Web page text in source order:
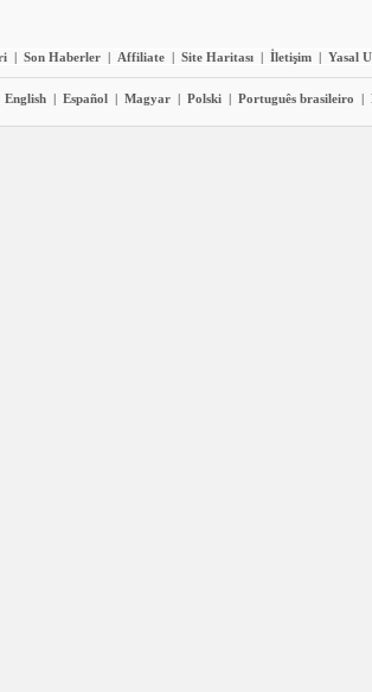
| Son Haberler | Affiliate | Site Haritası | İletişim | Yasal
English | Español | Magyar | Polski | Português brasileiro |